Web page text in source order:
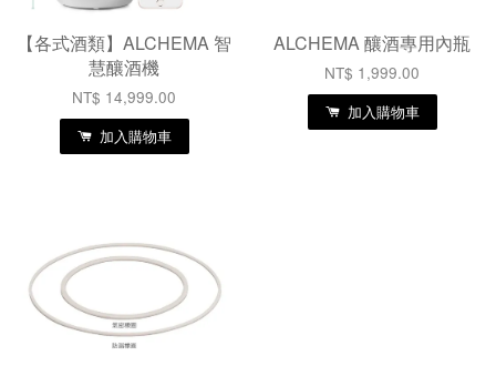
【各式酒類】ALCHEMA 智
慧釀酒機
NT$ 14,999.00
加入購物車
ALCHEMA 釀酒專用內瓶
NT$ 1,999.00
加入購物車